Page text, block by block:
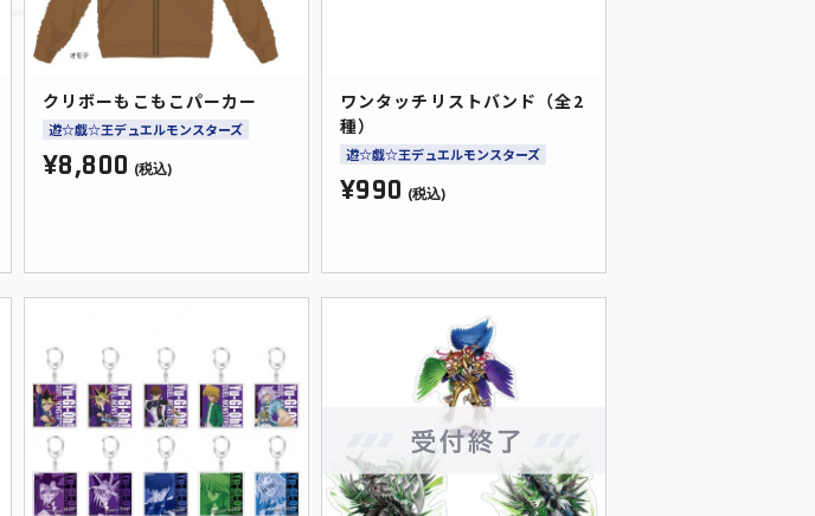
クリボーもこもこパーカー
遊☆戯☆王デュエルモンスターズ
¥8,800 (税込)
ワンタッチリストバンド（全2
種）
遊☆戯☆王デュエルモンスターズ
¥990 (税込)